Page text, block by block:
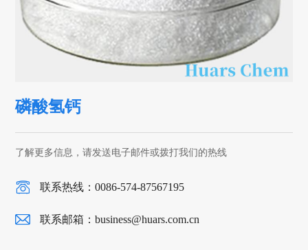
磷酸氢钙
了解更多信息，请发送电子邮件或拨打我们的热线
联系热线：0086-574-87567195
联系邮箱：business@huars.com.cn